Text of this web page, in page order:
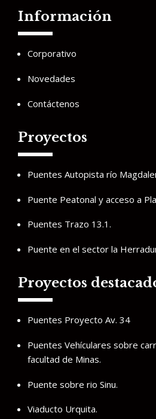
Información
Corporativo
Novedades
Contáctenos
Proyectos
Puentes Autopista río
Puente Peatonal y acceso a
Puentes Trazo 13.1.
Puente en el sector la
Proyectos
Puentes Proyecto Av. 34
Puentes Vehículares sobre
facultad de Minas.
Puente sobre rio Sinu.
Viaducto Urquita.